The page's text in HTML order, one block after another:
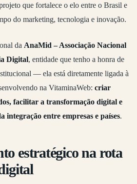
que fortalece o elo entre o Brasil e
do marketing, tecnologia e inovação.
da AnaMid – Associação Nacional
Digital, entidade que tenho a honra de
— ela está diretamente ligada à
na VitaminaWeb: criar
facilitar a transformação digital e
integração entre empresas e países.
estratégico na rota